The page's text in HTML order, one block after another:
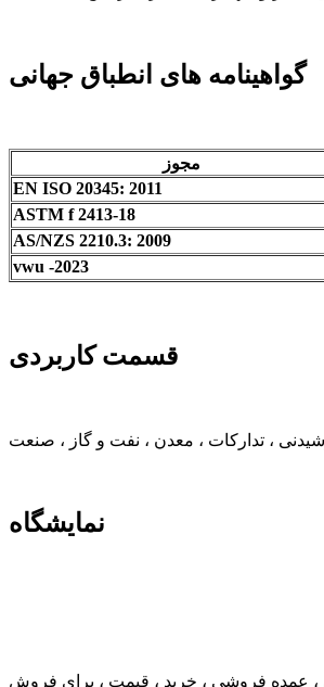
گواهینامه های انطباق جهانی
مجوز
EN ISO 20345: 2011
ASTM f 2413-18
AS/NZS 2210.3: 2009
vwu -2023
قسمت کاربردی
، تدارکات ، معدن ، نفت و گاز ، صنعت
نمایشگاه
، عمده فروشی ، خرید ، قیمت ، برای فروش